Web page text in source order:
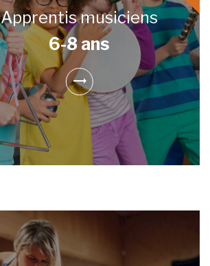
Apprentis musiciens
6-8 ans